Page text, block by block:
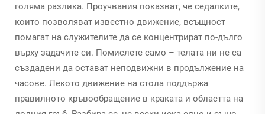
голяма разлика. Проучвания показват, че седалките,
които позволяват известно движение, всъщност
помагат на служителите да се концентрират по-дълго
върху задачите си. Помислете само – телата ни не са
създадени да остават неподвижни в продължение на
часове. Лекото движение на стола поддържа
правилното кръвообращение в краката и областта на